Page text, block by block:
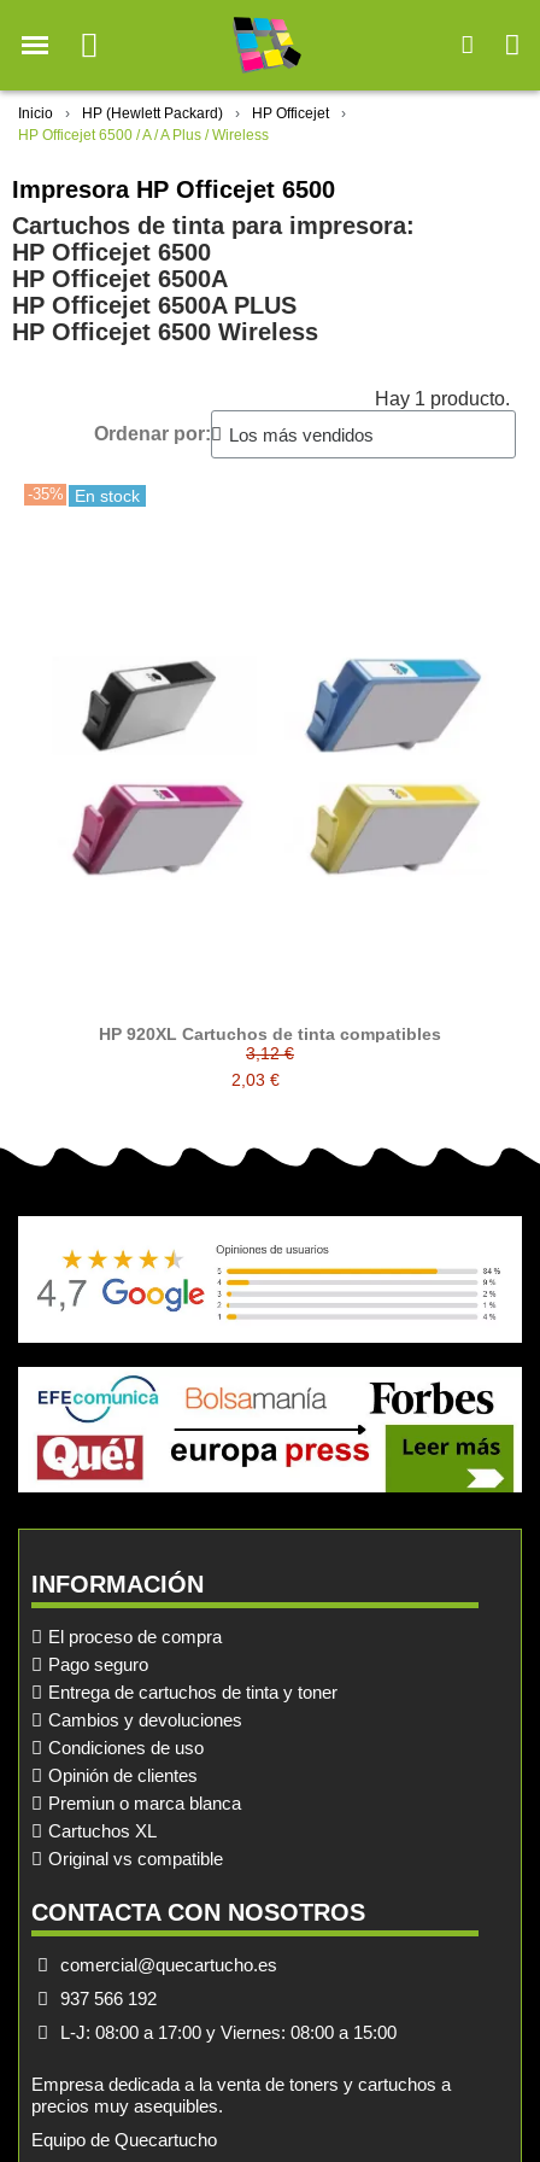
Inicio HP (Hewlett Packard)
HP Officejet
HP Officejet 6500 / A / A Plus / Wireless
Impresora HP Officejet 6500
Cartuchos de tinta para impresora:
HP Officejet 6500
HP Officejet 6500A
HP Officejet 6500A PLUS
HP Officejet 6500 Wireless
Hay 1 producto.
Ordenar por:
-35% En stock
HP 920XL Cartuchos de tinta compatibles
3,12 €
2,03 €
INFORMACIÓN
El proceso de compra
Pago seguro
Entrega de cartuchos de tinta y toner
Cambios y devoluciones
Condiciones de uso
Opinión de clientes
Premiun o marca blanca
Cartuchos XL
Original vs compatible
CONTACTA CON NOSOTROS
comercial@quecartucho.es
937 566 192
L-J: 08:00 a 17:00 y Viernes: 08:00 a 15:00
Empresa dedicada a la venta de toners y cartuchos a
precios muy asequibles.
Equipo de Quecartucho